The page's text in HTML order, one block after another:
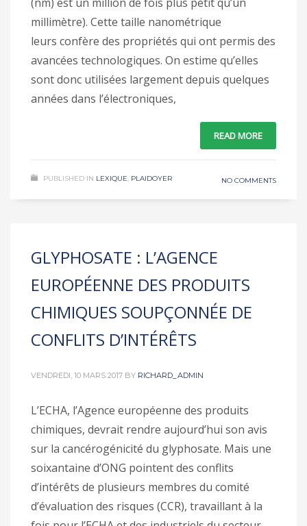
millimètre). Cette taille nanométrique
leurs confère des propriétés qui ont permis des
avancées technologiques. On estime qu’elles
sont donc utilisées largement depuis quelques
années dans l’électroniques,
READ MORE
PUBLISHED IN LEXIQUE, PLAIDOYER NO COMMENTS
GLYPHOSATE : L’AGENCE
EUROPÉENNE DES PRODUITS
CHIMIQUES SOUPÇONNÉE DE
CONFLITS D’INTÉRÊTS
VENDREDI, 10 MARS 2017 BY RICHARD_ADMIN
L’ECHA, l’Agence européenne des produits
chimiques, devrait rendre aujourd’hui son avis
sur la cancérogénicité du glyphosate. Mais une
soixantaine d’ONG pointent des conflits
d’intérêts de plusieurs membres du comité
d’évaluation des risques (CCR), travaillant à la